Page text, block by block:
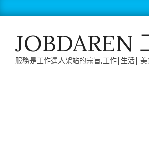
to
JOBDAREN
服務是工作達人架站的宗旨,工作|生活|